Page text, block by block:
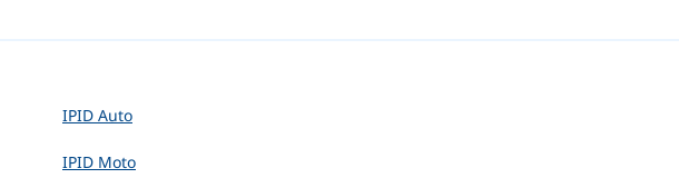
IPID Auto
IPID Moto